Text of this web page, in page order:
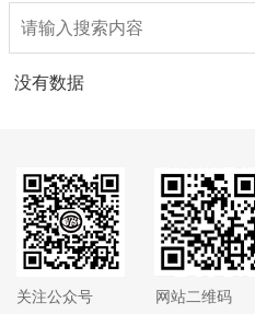
有数据
关注公众号 网站二维码